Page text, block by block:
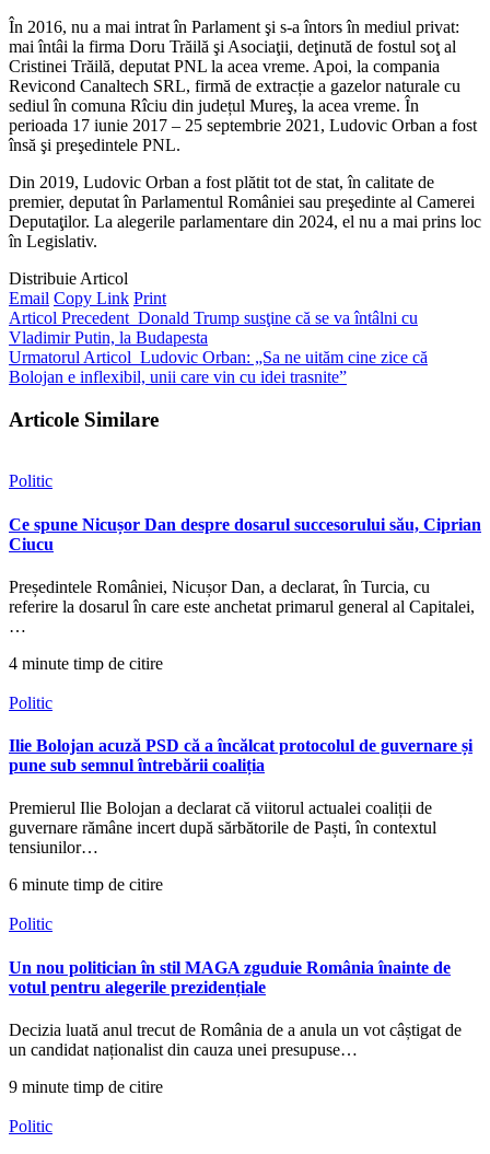
În 2016, nu a mai intrat în Parlament şi s-a întors în mediul privat:
mai întâi la firma Doru Trăilă şi Asociaţii, deţinută de fostul soţ al
Cristinei Trăilă, deputat PNL la acea vreme. Apoi, la compania
Revicond Canaltech SRL, firmă de extracție a gazelor naturale cu
sediul în comuna Rîciu din județul Mureş, la acea vreme. În
perioada 17 iunie 2017 – 25 septembrie 2021, Ludovic Orban a fost
însă şi preşedintele PNL.
Din 2019, Ludovic Orban a fost plătit tot de stat, în calitate de
premier, deputat în Parlamentul României sau preşedinte al Camerei
Deputaţilor. La alegerile parlamentare din 2024, el nu a mai prins loc
în Legislativ.
Distribuie Articol
Email Copy Link Print
Articol Precedent Donald Trump susţine că se va întâlni cu
Vladimir Putin, la Budapesta
Urmatorul Articol Ludovic Orban: „Sa ne uităm cine zice că
Bolojan e inflexibil, unii care vin cu idei trasnite”
Articole Similare
Politic
Ce spune Nicușor Dan despre dosarul succesorului său, Ciprian
Ciucu
Președintele României, Nicușor Dan, a declarat, în Turcia, cu
referire la dosarul în care este anchetat primarul general al Capitalei,
…
4 minute timp de citire
Politic
Ilie Bolojan acuză PSD că a încălcat protocolul de guvernare și
pune sub semnul întrebării coaliția
Premierul Ilie Bolojan a declarat că viitorul actualei coaliții de
guvernare rămâne incert după sărbătorile de Paști, în contextul
tensiunilor…
6 minute timp de citire
Politic
Un nou politician în stil MAGA zguduie România înainte de
votul pentru alegerile prezidențiale
Decizia luată anul trecut de România de a anula un vot câștigat de
un candidat naționalist din cauza unei presupuse…
9 minute timp de citire
Politic